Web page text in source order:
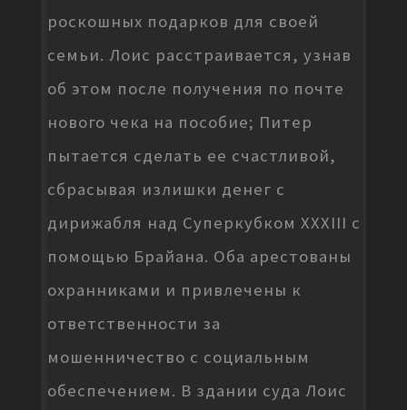
роскошных подарков для своей
семьи. Лоис расстраивается, узнав
об этом после получения по почте
нового чека на пособие; Питер
пытается сделать ее счастливой,
сбрасывая излишки денег с
дирижабля над Суперкубком XXXIII с
помощью Брайана. Оба арестованы
охранниками и привлечены к
ответственности за
мошенничество с социальным
обеспечением. В здании суда Лоис